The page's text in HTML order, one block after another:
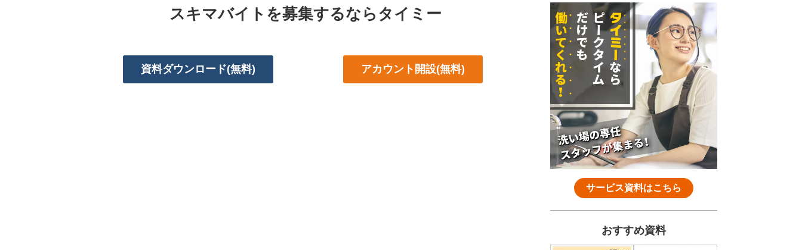
スキマバイトを募集するならタイミー
資料ダウンロード(無料) アカウント開設(無料)
サービス資料はこちら
おすすめ資料